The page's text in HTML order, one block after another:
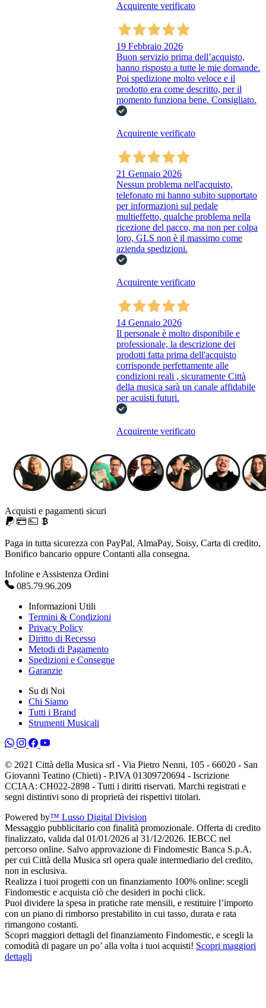
Acquirente verificato
19 Febbraio 2026
Buon servizio prima dell’acquisto,
hanno risposto a tutte le mie domande.
Poi spedizione molto veloce e il
prodotto era come descritto, per il
momento funziona bene. Consigliato.
Acquirente verificato
21 Gennaio 2026
Nessun problema nell'acquisto,
telefonato mi hanno subito supportato
per informazioni sul pedale
multieffetto, qualche problema nella
ricezione del pacco, ma non per colpa
loro, GLS non è il massimo come
azienda spedizioni.
Acquirente verificato
14 Gennaio 2026
Il personale è molto disponibile e
professionale, la descrizione dei
prodotti fatta prima dell'acquisto
corrisponde perfettamente alle
condizioni reali , sicuramente Città
della musica sarà un canale affidabile
per acuisti futuri.
Acquirente verificato
Acquisti e pagamenti sicuri
Paga in tutta sicurezza con PayPal, AlmaPay, Soisy, Carta di credito,
Bonifico bancario oppure Contanti alla consegna.
Infoline e Assistenza Ordini
085.79.96.209
Informazioni Utili
Termini & Condizioni
Privacy Policy
Diritto di Recesso
Metodi di Pagamento
Spedizioni e Consegne
Garanzie
Su di Noi
Chi Siamo
Tutti i Brand
Strumenti Musicali
© 2021 Città della Musica srl - Via Pietro Nenni, 105 - 66020 - San
Giovanni Teatino (Chieti) - P.IVA 01309720694 - Iscrizione
CCIAA: CH022-2898 - Tutti i diritti riservati. Marchi registrati e
segni distintivi sono di proprietà dei rispettivi titolari.
Powered by™ Lusso Digital Division
Messaggio pubblicitario con finalità promozionale. Offerta di credito
finalizzato, valida dal 01/01/2026 al 31/12/2026. IEBCC nel
percorso online. Salvo approvazione di Findomestic Banca S.p.A.
per cui Città della Musica srl opera quale intermediario del credito,
non in esclusiva.
Realizza i tuoi progetti con un finanziamento 100% online: scegli
Findomestic e acquista ciò che desideri in pochi click.
Puoi dividere la spesa in pratiche rate mensili, e restituire l’importo
con un piano di rimborso prestabilito in cui tasso, durata e rata
rimangono costanti.
Scopri maggiori dettagli del finanziamento Findomestic, e scegli la
comodità di pagare un po’ alla volta i tuoi acquisti! Scopri maggiori
dettagli